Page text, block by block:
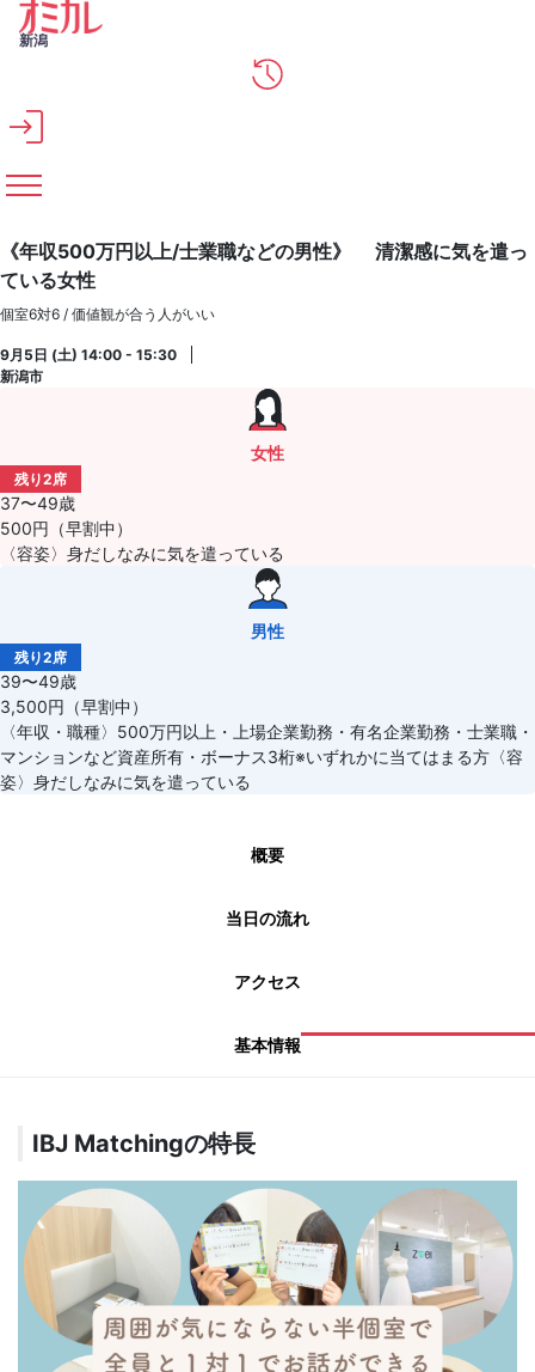
メインコンテンツへスキップ
新潟
《年収500万円以上/士業職などの男性》 清潔感に気を遣っ
ている女性
個室6対6 / 価値観が合う人がいい
9月5日 (土) 14:00 - 15:30
新潟市
女性
残り2席
37〜49歳
500円（早割中）
〈容姿〉身だしなみに気を遣っている
男性
残り2席
39〜49歳
3,500円（早割中）
〈年収・職種〉500万円以上・上場企業勤務・有名企業勤務・士業職・
マンションなど資産所有・ボーナス3桁※いずれかに当てはまる方〈容
姿〉身だしなみに気を遣っている
概要
当日の流れ
アクセス
基本情報
IBJ Matchingの特長